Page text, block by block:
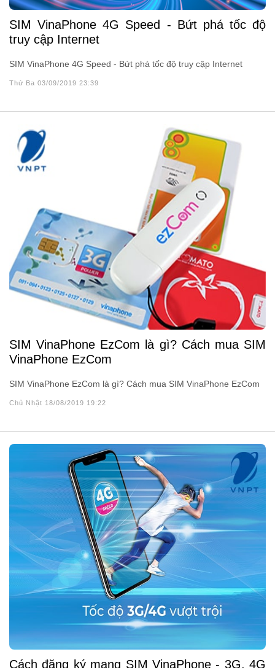
SIM VinaPhone 4G Speed - Bứt phá tốc độ
truy cập Internet
SIM VinaPhone 4G Speed - Bứt phá tốc độ truy cập Internet
Thứ Ba 03/09/2019 23:39
SIM VinaPhone EzCom là gì? Cách mua SIM
VinaPhone EzCom
SIM VinaPhone EzCom là gì? Cách mua SIM VinaPhone EzCom
Chủ Nhật 18/08/2019 19:22
Cách đăng ký mạng SIM VinaPhone - 3G, 4G